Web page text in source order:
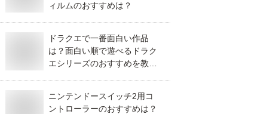
ィルムのおすすめは？
ドラクエで一番面白い作品
は？面白い順で遊べるドラク
エシリーズのおすすめを教え
ニンテンドースイッチ2用コ
ントローラーのおすすめは？